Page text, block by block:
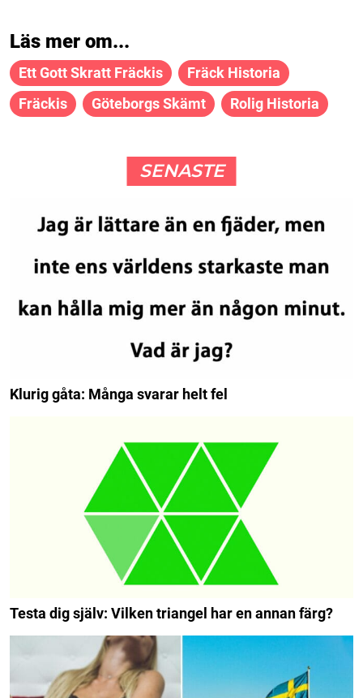
Läs mer om...
Ett Gott Skratt Fräckis
Fräck Historia
Fräckis
Göteborgs Skämt Rolig Historia
SENASTE
Klurig gåta: Många svarar helt fel
Testa dig själv: Vilken triangel har en annan färg?